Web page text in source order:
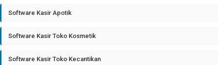
Software Kasir Apotik
Software Kasir Toko Kosmetik
Software Kasir Toko Kecantikan